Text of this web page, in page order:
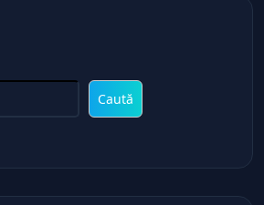
Caută